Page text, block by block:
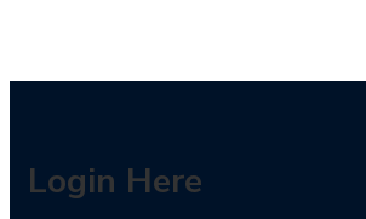
Login Here